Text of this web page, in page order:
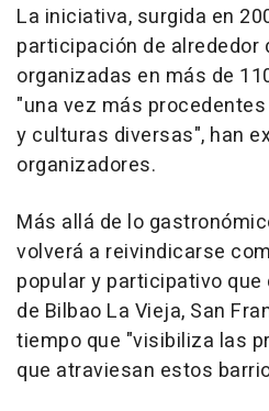
La iniciativa, surgida en
participación de alrededor
organizadas en más de
"una vez más
y culturas diversas", han
organizadores.
Más allá de lo
volverá a reivindicarse
popular y participativo
de Bilbao La Vieja, San
tiempo que "visibiliza las
que atraviesan estos